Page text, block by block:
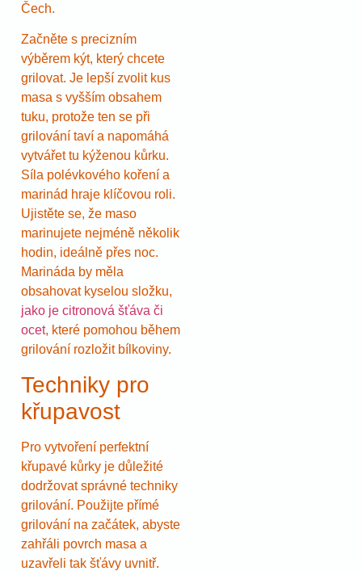
Čech.
Začněte s precizním
výběrem kýt, který chcete
grilovat. Je lepší zvolit kus
masa s vyšším obsahem
tuku, protože ten se při
grilování taví a napomáhá
vytvářet tu kýženou kůrku.
Síla polévkového koření a
marinád hraje klíčovou roli.
Ujistěte se, že maso
marinujete nejméně několik
hodin, ideálně přes noc.
Marináda by měla
obsahovat kyselou složku,
jako je citronová šťáva či
ocet, které pomohou během
grilování rozložit bílkoviny.
Techniky pro
křupavost
Pro vytvoření perfektní
křupavé kůrky je důležité
dodržovat správné techniky
grilování. Použijte přímé
grilování na začátek, abyste
zahřáli povrch masa a
uzavřeli tak šťávy uvnitř.